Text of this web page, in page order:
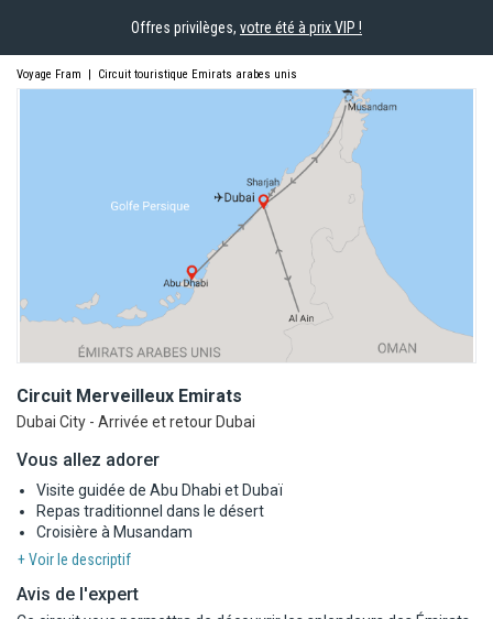
Offres privilèges, votre été à prix VIP !
Voyage Fram | Circuit touristique Emirats arabes unis
Circuit Merveilleux Emirats
Dubai City - Arrivée et retour Dubai
Vous allez adorer
Visite guidée de Abu Dhabi et Dubaï
Repas traditionnel dans le désert
Croisière à Musandam
+ Voir le descriptif
Avis de l'expert